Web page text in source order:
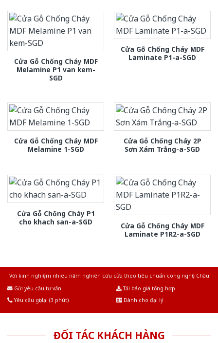
Cửa Gỗ Chống Cháy MDF
Melamine P1 van kem-
SGD
Cửa Gỗ Chống Cháy MDF
Laminate P1-a-SGD
Cửa Gỗ Chống Cháy MDF
Melamine 1-SGD
Cửa Gỗ Chống Cháy 2P
Sơn Xám Trắng-a-SGD
Cửa Gỗ Chống Cháy P1
cho khach san-a-SGD
Cửa Gỗ Chống Cháy MDF
Laminate P1R2-a-SGD
Với kinh nghiệm nhiêu năm nghiên cứu cửa theo tiêu chuẩn công nghệ Châu
Gửi yêu cầu tư vấn
Tải báo giá tổng hợp
Yêu cầu gọi lại (3 phút)
Dành cho đại lý
ĐỐI TÁC KHÁCH HÀNG